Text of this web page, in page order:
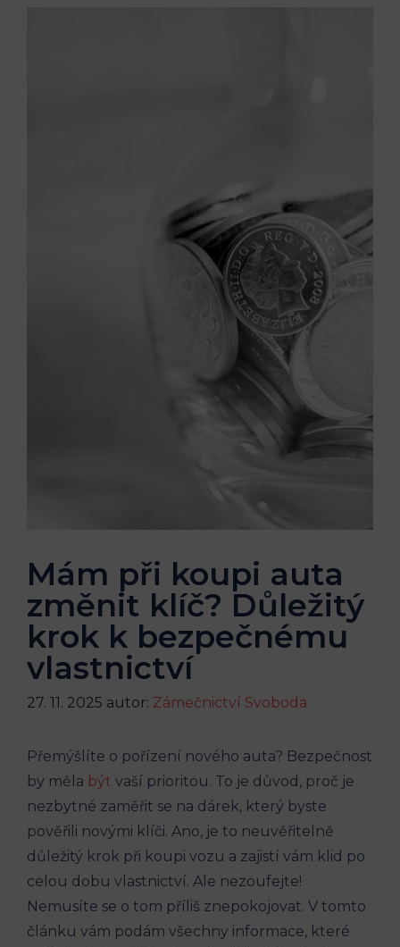
Mám při koupi auta
změnit klíč? Důležitý
krok k bezpečnému
vlastnictví
27. 11. 2025 autor: Zámečnictví Svoboda
Přemýšlíte o pořízení nového auta?⁤ Bezpečnost
by měla být vaší‌ prioritou. To je důvod, proč je
nezbytné ⁣zaměřit se na‍ dárek,⁤ který⁢ byste
pověřili ⁢novými klíči. ⁢Ano, je to ⁢neuvěřitelně
⁣důležitý⁣ krok při koupi vozu a zajistí vám ⁤klid po
⁤celou dobu vlastnictví. Ale nezoufejte!
Nemusíte se o tom příliš‌ znepokojovat. V tomto​
článku ⁢vám‌ podám všechny informace,‌ které